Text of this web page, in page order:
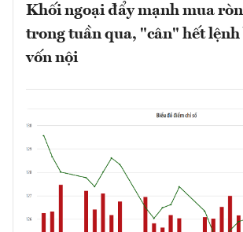
Khối ngoại đẩy mạnh mua
trong tuần qua, "cân" hết lệnh
vốn nội